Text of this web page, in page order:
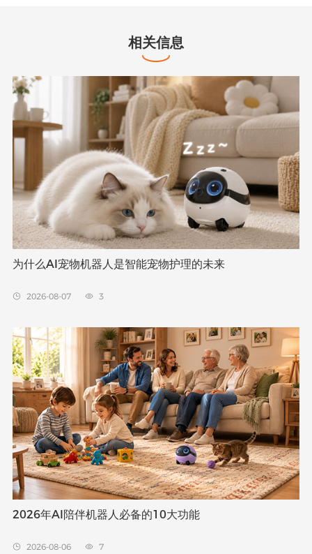
相关信息
为什么AI宠物机器人是智能宠物护理的未来
 2026-08-07  3
2026年AI陪伴机器人必备的10大功能
 2026-08-06  7